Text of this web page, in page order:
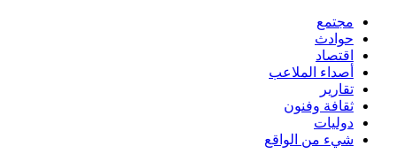
مجتمع
حوادث
اقتصاد
أصداء الملاعب
تقارير
ثقافة وفنون
دوليات
شيء من الواقع